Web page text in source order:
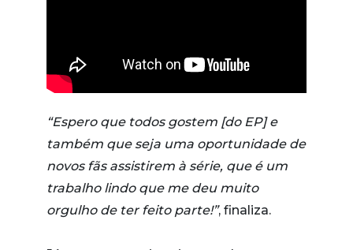
“Espero que todos gostem [do EP] e
também que seja uma oportunidade de
novos fãs assistirem à série, que é um
trabalho lindo que me deu muito
orgulho de ter feito parte!”, finaliza.